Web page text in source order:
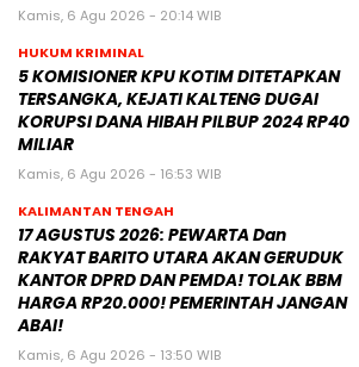
Kamis, 6 Agu 2026 - 20:14 WIB
HUKUM KRIMINAL
5 KOMISIONER KPU KOTIM DITETAPKAN
TERSANGKA, KEJATI KALTENG DUGAI
KORUPSI DANA HIBAH PILBUP 2024 RP40
MILIAR
Kamis, 6 Agu 2026 - 16:53 WIB
KALIMANTAN TENGAH
17 AGUSTUS 2026: PEWARTA Dan
RAKYAT BARITO UTARA AKAN GERUDUK
KANTOR DPRD DAN PEMDA! TOLAK BBM
HARGA RP20.000! PEMERINTAH JANGAN
ABAI!
Kamis, 6 Agu 2026 - 13:50 WIB